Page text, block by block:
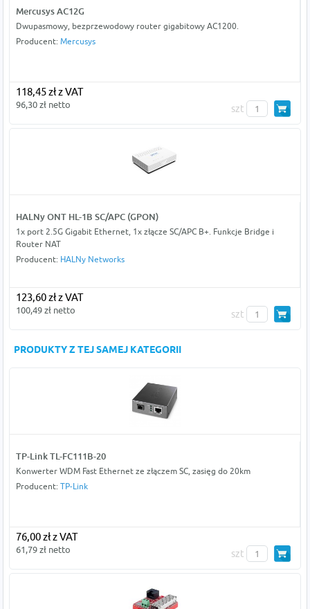
Mercusys AC12G
Dwupasmowy, bezprzewodowy router gigabitowy AC1200.
Producent: Mercusys
118,45 zł z VAT
96,30 zł netto szt
HALNy ONT HL-1B SC/APC (GPON)
1x port 2.5G Gigabit Ethernet, 1x złącze SC/APC B+. Funkcje Bridge i
Router NAT
Producent: HALNy Networks
123,60 zł z VAT
100,49 zł netto szt
PRODUKTY Z TEJ SAMEJ KATEGORII
TP-Link TL-FC111B-20
Konwerter WDM Fast Ethernet ze złączem SC, zasięg do 20km
Producent: TP-Link
76,00 zł z VAT
61,79 zł netto szt